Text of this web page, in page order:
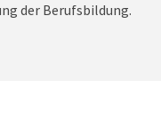
der Berufsbildung.